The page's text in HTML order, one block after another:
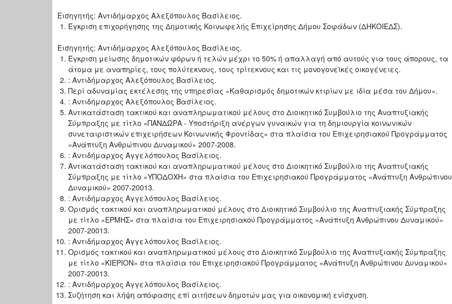
Εισηγητής: Αντιδήμαρχος Αλεξόπουλος Βασίλειος.
Έγκριση επιχορήγησης της Δημοτικής Κοινωφελής Επιχείρησης Δήμου Σοφάδων (ΔΗΚΟΙΕΔΣ).
Εισηγητής: Αντιδήμαρχος Αλεξόπουλος Βασίλειος.
Έγκριση μείωσης δημοτικών φόρων ή τελών μέχρι το 50% ή απαλλαγή από αυτούς για τους άπορους, τα
άτομα με αναπηρίες, τους πολύτεκνους, τους τρίτεκνους και τις μονογονεϊκές οικογένειες.
: Αντιδήμαρχος Αλεξόπουλος Βασίλειος.
Περί αδυναμίας εκτέλεσης της υπηρεσίας «Καθαρισμός δημοτικών κτιρίων με ιδία μέσα του Δήμου».
: Αντιδήμαρχος Αλεξόπουλος Βασίλειος.
Αντικατάσταση τακτικού και αναπληρωματικού μέλους στο Διοικητικό Συμβούλιο της Αναπτυξιακής
Σύμπραξης με τίτλο «ΠΑΝΔΩΡΑ - Υποστήριξη ανέργων γυναικών για τη δημιουργία κοινωνικών
συνεταιριστικών επιχειρήσεων Κοινωνικής Φροντίδας» στα πλαίσια του Επιχειρησιακού Προγράμματος
«Ανάπτυξη Ανθρώπινου Δυναμικού» 2007-2008.
: Αντιδήμαρχος Αγγελόπουλος Βασίλειος.
Αντικατάσταση τακτικού και αναπληρωματικού μέλους στο Διοικητικό Συμβούλιο της Αναπτυξιακής
Σύμπραξης με τίτλο «ΥΠΟΔΟΧΗ» στα πλαίσια του Επιχειρησιακού Προγράμματος «Ανάπτυξη Ανθρώπινου
Δυναμικού» 2007-20013.
: Αντιδήμαρχος Αγγελόπουλος Βασίλειος.
Ορισμός τακτικού και αναπληρωματικού μέλους στο Διοικητικό Συμβούλιο της Αναπτυξιακής Σύμπραξης
με τίτλο «ΕΡΜΗΣ» στα πλαίσια του Επιχειρησιακού Προγράμματος «Ανάπτυξη Ανθρώπινου Δυναμικού»
2007-20013.
: Αντιδήμαρχος Αγγελόπουλος Βασίλειος.
Ορισμός τακτικού και αναπληρωματικού μέλους στο Διοικητικό Συμβούλιο της Αναπτυξιακής Σύμπραξης
με τίτλο «ΚΙΕΡΙΟΝ» στα πλαίσια του Επιχειρησιακού Προγράμματος «Ανάπτυξη Ανθρώπινου Δυναμικού»
2007-20013.
: Αντιδήμαρχος Αγγελόπουλος Βασίλειος.
Συζήτηση και λήψη απόφασης επί αιτήσεων δημοτών μας για οικονομική ενίσχυση.